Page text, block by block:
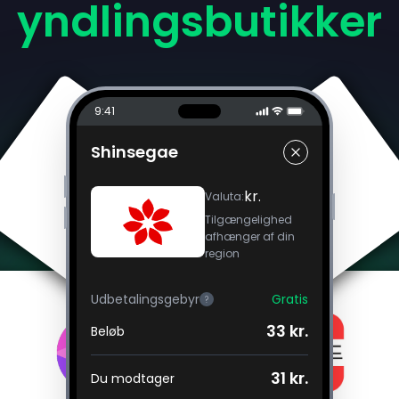
yndlingsbutikker
9:41
Shinsegae
Valuta:kr.
Tilgængelighed
afhænger af din
region
Udbetalingsgebyr ?
Gratis
Beløb
33 kr.
Du modtager 31 kr.